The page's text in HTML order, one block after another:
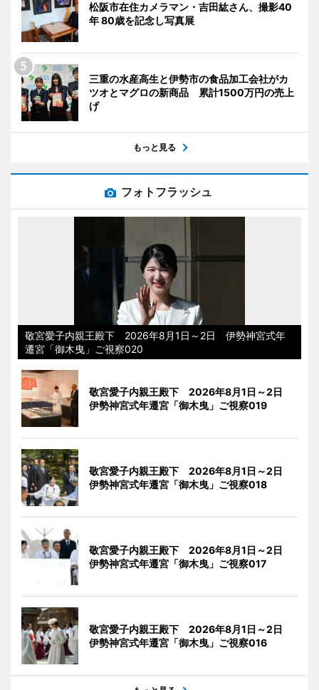
松阪市在住カメラマン・吉田紘さん、撮影40
年 80歳を記念し写真展
三重の水産高生と伊勢市の食品加工会社がカ
ツオとマグロの新商品 累計1500万円の売上
げ
もっと見る
フォトフラッシュ
敬宮愛子内親王殿下 2026年8月1日～2日 伊勢神宮式年
遷宮「御木曳」ご視察020
敬宮愛子内親王殿下 2026年8月1日～2日
伊勢神宮式年遷宮「御木曳」ご視察019
敬宮愛子内親王殿下 2026年8月1日～2日
伊勢神宮式年遷宮「御木曳」ご視察018
敬宮愛子内親王殿下 2026年8月1日～2日
伊勢神宮式年遷宮「御木曳」ご視察017
敬宮愛子内親王殿下 2026年8月1日～2日
伊勢神宮式年遷宮「御木曳」ご視察016